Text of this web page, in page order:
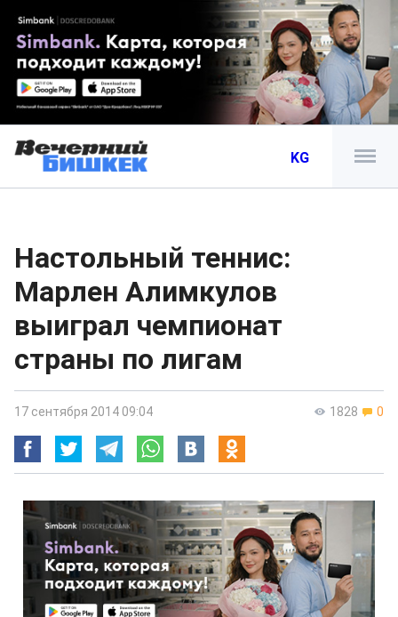
KG
Настольный теннис:
Марлен Алимкулов
выиграл чемпионат
страны по лигам
1828 0
17 сентября 2014 09:04